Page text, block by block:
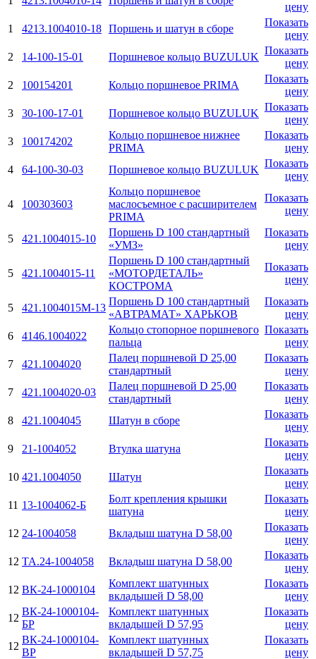
цену
1
4213.1004010-18 Поршень и шатун в сборе
Показать
цену
2
14-100-15-01 Поршневое кольцо BUZULUK
Показать
цену
2
100154201 Кольцо поршневое PRIMA
Показать
цену
3
30-100-17-01 Поршневое кольцо BUZULUK
Показать
цену
3
100174202
Кольцо поршневое нижнее
PRIMA
Показать
цену
4
64-100-30-03 Поршневое кольцо BUZULUK
Показать
цену
4 100303603
Кольцо поршневое
маслосъемное с расширителем
PRIMA
Показать
цену
5 421.1004015-10
Поршень D 100 стандартный
«УМЗ»
Показать
цену
5 421.1004015-11
Поршень D 100 стандартный
«МОТОРДЕТАЛЬ»
КОСТРОМА
Показать
цену
5 421.1004015М-13
Поршень D 100 стандартный
«АВТРАМАТ» ХАРЬКОВ
Показать
цену
6
4146.1004022
Кольцо стопоpное поpшневого
пальца
Показать
цену
7
421.1004020
Палец поршневой D 25,00
стандаpтный
Показать
цену
7
421.1004020-03
Палец поршневой D 25,00
стандаpтный
Показать
цену
8
421.1004045 Шатун в сбоpе
Показать
цену
9
21-1004052 Втулка шатуна
Показать
цену
10 421.1004050 Шатун
Показать
цену
11 13-1004062-Б
Болт кpепления крышки
шатуна
Показать
цену
12 24-1004058 Вкладыш шатуна D 58,00
Показать
цену
12 ТА.24-1004058 Вкладыш шатуна D 58,00
Показать
цену
12 ВК-24-1000104
Комплект шатунных
вкладышей D 58,00
Показать
цену
12
ВК-24-1000104-
БР
Комплект шатунных
вкладышей D 57,95
Показать
цену
12
ВК-24-1000104-
ВР
Комплект шатунных
вкладышей D 57,75
Показать
цену